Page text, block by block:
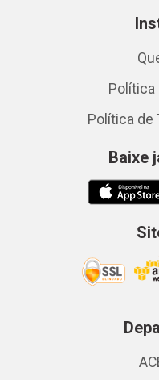
Política
Política de
Baixe